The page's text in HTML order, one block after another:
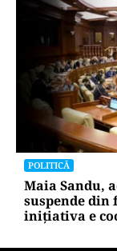
ACTUALITATE
Dan
„Guvernează